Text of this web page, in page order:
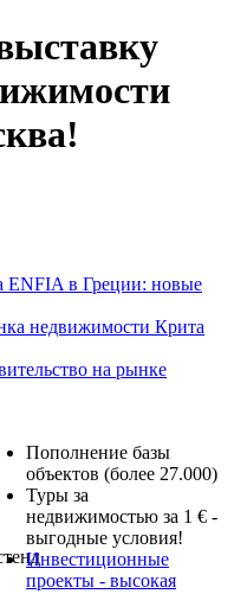
ENFIA в Греции: новые
недвижимости Крита
на рынке
Пополнение базы
объектов (более 27.000)
Туры за
недвижимостью за 1 € -
выгодные условия!
Инвестиционные
проекты - высокая